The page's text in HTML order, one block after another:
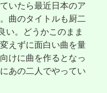
いたら最近日本のア
曲のタイトルも厨二
い。どうかこのまま
えずに面白い曲を量
けに曲を作るとなっ
あの二人でやってい